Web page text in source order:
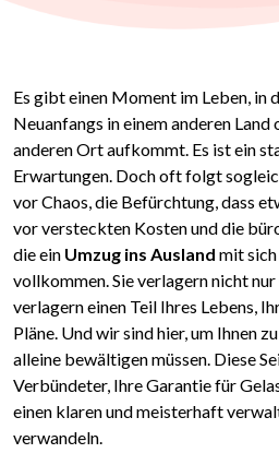
Es gibt einen Moment im Leben, in
Neuanfangs in einem anderen Land
anderen Ort aufkommt. Es ist ein
Erwartungen. Doch oft folgt
vor Chaos, die Befürchtung, dass
vor versteckten Kosten und die
die ein Umzug ins Ausland mit
vollkommen. Sie verlagern nicht nur
verlagern einen Teil Ihres Lebens,
Pläne. Und wir sind hier, um Ihnen
alleine bewältigen müssen. Diese
Verbündeter, Ihre Garantie für
einen klaren und meisterhaft
verwandeln.